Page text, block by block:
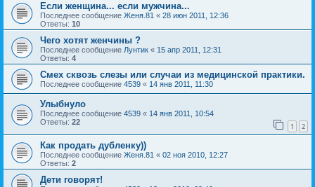
Если женщина... если мужчина...
Последнее сообщение Женя.81 « 28 июн 2011, 12:36
Ответы: 10
Чего хотят женчины ?
Последнее сообщение Лунтик « 15 апр 2011, 12:31
Ответы: 4
Смех сквозь слезы или случаи из медицинской практики.
Последнее сообщение 4539 « 14 янв 2011, 11:30
Улыбнуло
Последнее сообщение 4539 « 14 янв 2011, 10:54
Ответы: 22 1 2
Как продать дубленку))
Последнее сообщение Женя.81 « 02 ноя 2010, 12:27
Ответы: 2
Дети говорят!